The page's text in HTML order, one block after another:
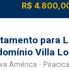
R$
para
Villa
/ Varanga
América -